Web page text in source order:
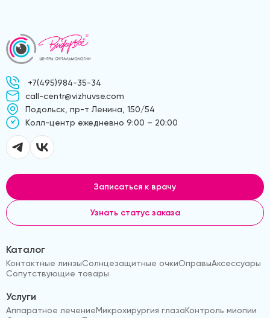
+7(495)984-35-34
call-centr@vizhuvse.com
Подольск, пр-т Ленина, 150/54
Kолл-центр ежедневно 9:00 – 20:00
Записаться к врачу
Узнать статус заказа
Каталог
Контактные линзыСолнцезащитные очкиОправыАксессуары
Сопутствующие товары
Услуги
Аппаратное лечениеМикрохирургия глазаКонтроль миопии